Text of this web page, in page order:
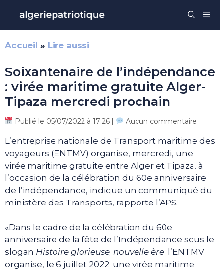
contenu
Accueil » Lire aussi
Soixantenaire de l’indépendance
: virée maritime gratuite Alger-
Tipaza mercredi prochain
Publié le 05/07/2022 à 17:26 | Aucun commentaire
L’entreprise nationale de Transport maritime des
voyageurs (ENTMV) organise, mercredi, une
virée maritime gratuite entre Alger et Tipaza, à
l’occasion de la célébration du 60e anniversaire
de l’indépendance, indique un communiqué du
ministère des Transports, rapporte l’APS.
«Dans le cadre de la célébration du 60e
anniversaire de la fête de l’Indépendance sous le
slogan Histoire glorieuse, nouvelle ère, l’ENTMV
organise, le 6 juillet 2022, une virée maritime